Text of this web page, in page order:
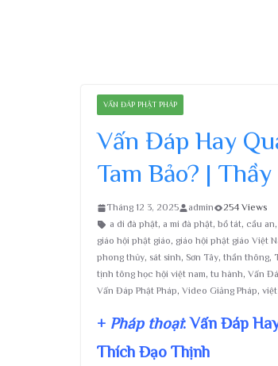
VẤN ĐÁP PHẬT PHÁP
Vấn Đáp Hay
Tam Bảo? |
Tháng 12 3, 2025 admin
254 Views
a di đà phật, a mi đà phật, bồ tát, cầu an,
giáo hội phật giáo, giáo hội phật giáo Việt
phong thủy, sát sinh, Sơn Tây, thần thông,
tịnh tông học hội việt nam, tu hành, Vấn
Vấn Đáp Phật Pháp, Video Giảng Pháp, việt
+ Pháp thoại: Vấn Đáp
Thích Đạo Thịnh